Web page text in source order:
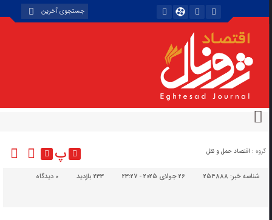
گروه : اقتصاد حمل و نقل پ
شناسه خبر:254888 26 جولای 2025 - 23:27 233 بازدید دیدگاه